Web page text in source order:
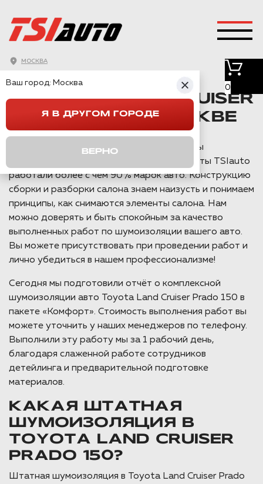
МОСКВА
0
ПОЛНАЯ
ШУМОИЗОЛЯЦИЯ
TOYOTA LAND CRUISER
PRADO 150 В МОСКВЕ
Шумоизоляцией автомобилей в Москве мы
занимаемся уже более 10 лет и специалисты TSIauto
работали более с чем 90% марок авто. Конструкцию
сборки и разборки салона знаем наизусть и понимаем
принципы, как снимаются элементы салона. Нам
можно доверять и быть спокойным за качество
выполненных работ по шумоизоляции вашего авто.
Вы можете присутствовать при проведении работ и
лично убедиться в нашем профессионализме!
Сегодня мы подготовили отчёт о комплексной
шумоизоляции авто Toyota Land Cruiser Prado 150 в
пакете «Комфорт». Стоимость выполнения работ вы
можете уточнить у наших менеджеров по телефону.
Выполнили эту работу мы за 1 рабочий день,
благодаря слаженной работе сотрудников
детейлинга и предварительной подготовке
материалов.
КАКАЯ ШТАТНАЯ
ШУМОИЗОЛЯЦИЯ В
TOYOTA LAND CRUISER
PRADO 150?
Штатная шумоизоляция в Toyota Land Cruiser Prado
Ваш город: Москва
Я В ДРУГОМ ГОРОДЕ
ВЕРНО